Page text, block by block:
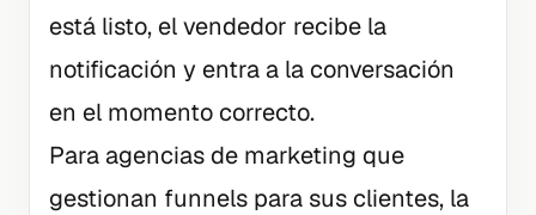
está listo, el vendedor recibe la
notificación y entra a la conversación
en el momento correcto.
Para agencias de marketing que
gestionan funnels para sus clientes, la